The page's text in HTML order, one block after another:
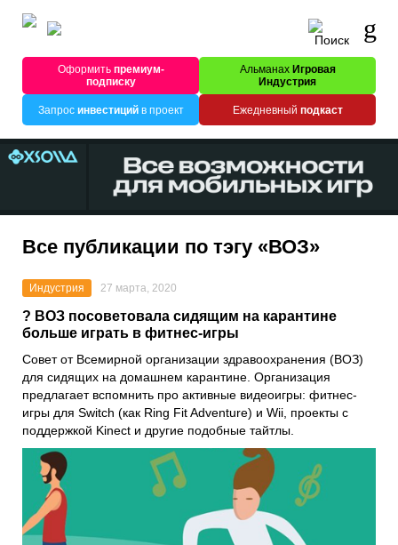
Оформитьпремиум-
подписку
Альманах Игровая
Индустрия
Запрос инвестицийв проект Ежедневный подкаст
Все публикации по тэгу «ВОЗ»
Индустрия 27 марта, 2020
? ВОЗ посоветовала сидящим на карантине
больше играть в фитнес-игры
Совет от Всемирной организации здравоохранения (ВОЗ)
для сидящих на домашнем карантине. Организация
предлагает вспомнить про активные видеоигры: фитнес-
игры для Switch (как Ring Fit Adventure) и Wii , проекты с
поддержкой Kinect и другие подобные тайтлы.